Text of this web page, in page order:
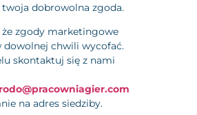
twoja dobrowolna zgoda.
że zgody marketingowe
dowolnej chwili wycofać.
skontaktuj się z nami
rodo@pracowniagier.com
na adres siedziby.